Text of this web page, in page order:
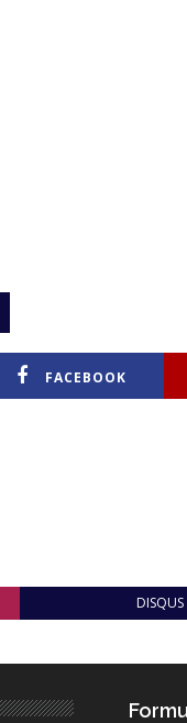
FACEBOOK
DISQUS